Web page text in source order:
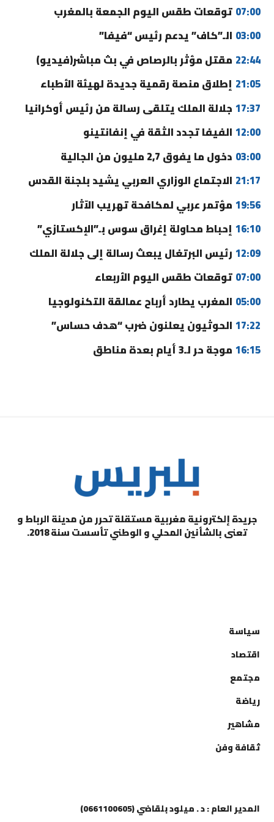
07:00 توقعات طقس اليوم الجمعة بالمغرب
03:00 الـ”كاف” يدعم رئيس “فيفا”
22:44 مقتل مؤثر بالرصاص في بث مباشر(فيديو)
21:05 إطلاق منصة رقمية جديدة لهيئة الأطباء
17:37 جلالة الملك يتلقى رسالة من رئيس أوكرانيا
12:00 الفيفا تجدد الثقة في إنفانتينو
03:00 دخول ما يفوق 2,7 مليون من الجالية
21:17 الاجتماع الوزاري العربي يشيد بلجنة القدس
19:56 مؤتمر عربي لمكافحة تهريب الآثار
16:10 إحباط محاولة إغراق سوس بـ”الإكستازي”
12:09 رئيس البرتغال يبعث رسالة إلى جلالة الملك
07:00 توقعات طقس اليوم الأربعاء
05:00 المغرب يطارد أرباح عمالقة التكنولوجيا
17:22 الحوثيون يعلنون ضرب “هدف حساس”
16:15 موجة حر لـ3 أيام بعدة مناطق
جريدة إلكترونية مغربية مستقلة تحرر من مدينة الرباط و
تعنى بالشأنين المحلي و الوطني تأسست سنة 2018.
سياسة
اقتصاد
مجتمع
رياضة
مشاهير
ثقافة وفن
المدير العام : د . ميلود بلقاضي (0661100605)